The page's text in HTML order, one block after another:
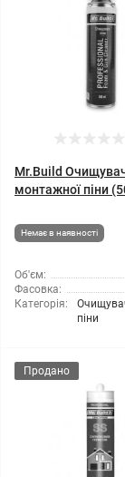
Mr.Build
монтажної піни
Немає в наявності
Об'єм:
Фасовка:
Категорія:
піни
Продано